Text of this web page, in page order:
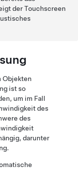
derTouchscreen
Objekten
ist so
um im Fall
des
des
darunter